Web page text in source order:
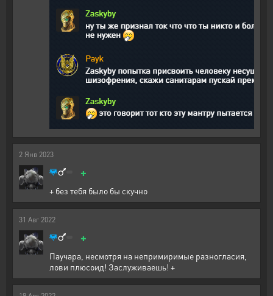
2 Янв 2023
+
+ без тебя было бы скучно
31 Авг 2022
+
Паучара, несмотря на непримиримые разногласия,
лови плюсоид! Заслуживаешь! +